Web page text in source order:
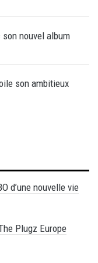
nouvel album
son ambitieux
d’une nouvelle vie
Plugz Europe